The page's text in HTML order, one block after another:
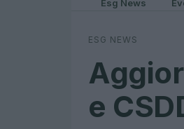
Esg News
ESG NEWS
e